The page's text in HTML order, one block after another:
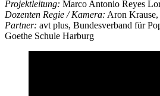
Projektleitung: Marco Antonio Reyes
Dozenten Regie / Kamera: Aron Krause,
Partner: avt plus, Bundesverband für
Goethe Schule Harburg